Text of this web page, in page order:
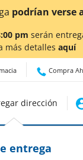
en
pm serán
más detalles aquí
Compra
dirección
entrega